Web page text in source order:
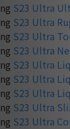
S23 Ultra
S23 Ultra
S23 Ultra
S23 Ultra
S23 Ultra
S23 Ultra
S23 Ultra
S23 Ultra
S23 Ultra